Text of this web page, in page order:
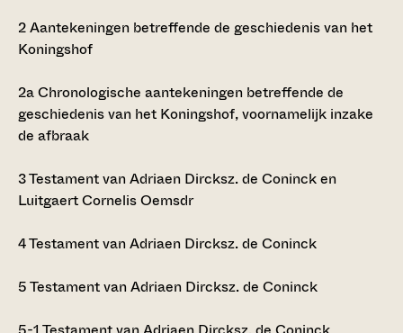
2Aantekeningen betreffende de geschiedenis van het
Koningshof
2aChronologische aantekeningen betreffende de
geschiedenis van het Koningshof, voornamelijk inzake
de afbraak
3Testament van Adriaen Dircksz. de Coninck en
Luitgaert Cornelis Oemsdr
4Testament van Adriaen Dircksz. de Coninck
5Testament van Adriaen Dircksz. de Coninck